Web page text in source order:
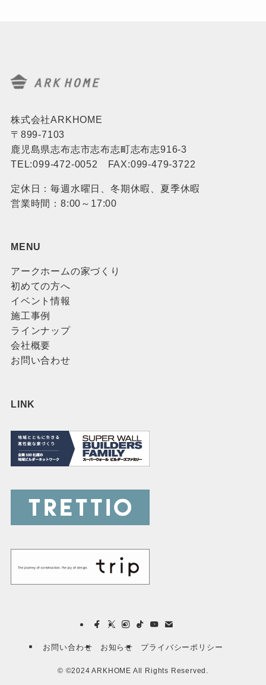
株式会社ARKHOME
〒899-7103
鹿児島県志布志市志布志町志布志916-3
TEL:099-472-0052 FAX:099-479-3722
定休日：毎週水曜日、冬期休暇、夏季休暇
営業時間：8:00～17:00
MENU
アークホームの家づくり
初めての方へ
イベント情報
施工事例
ラインナップ
会社概要
お問い合わせ
LINK
お問い合わせ お知らせ プライバシーポリシー
© ©2024 ARKHOME All Rights Reserved.